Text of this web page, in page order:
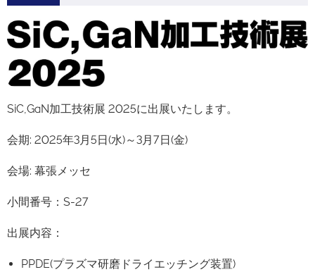
SiC,GaN加工技術展 2025に出展いたします。
会期: 2025年3月5日(水)～3月7日(金)
会場: 幕張メッセ
小間番号：S-27
出展内容：
PPDE(プラズマ研磨ドライエッチング装置)